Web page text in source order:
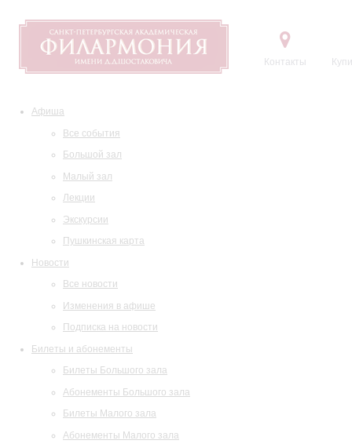
Контакты
Афиша
Все события
Большой зал
Малый зал
Лекции
Экскурсии
Пушкинская карта
Новости
Все новости
Изменения в афише
Подписка на новости
Билеты и абонементы
Билеты Большого зала
Абонементы Большого зала
Билеты Малого зала
Абонементы Малого зала